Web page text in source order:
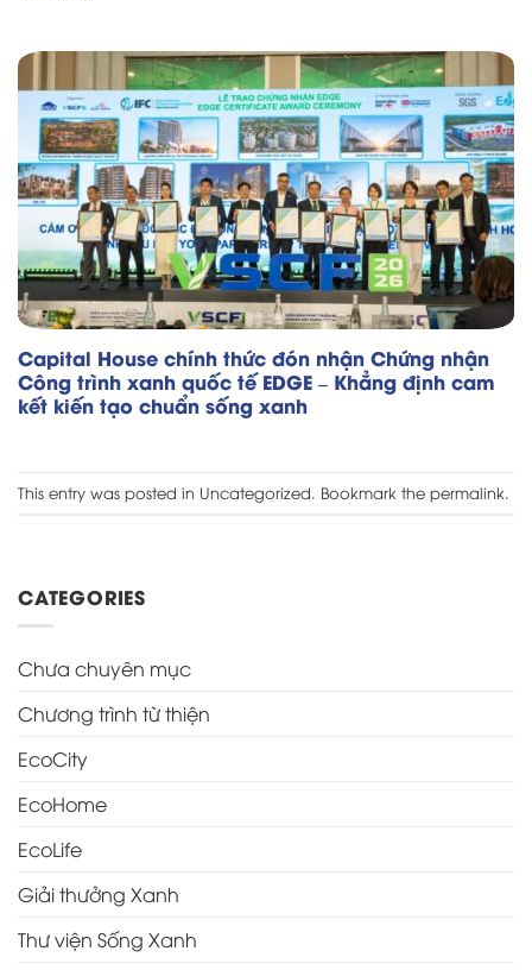
Capital House chính thức đón nhận Chứng nhận
Công trình xanh quốc tế EDGE – Khẳng định cam
kết kiến tạo chuẩn sống xanh
This entry was posted in Uncategorized. Bookmark the permalink.
CATEGORIES
Chưa chuyên mục
Chương trình từ thiện
EcoCity
EcoHome
EcoLife
Giải thưởng Xanh
Thư viện Sống Xanh